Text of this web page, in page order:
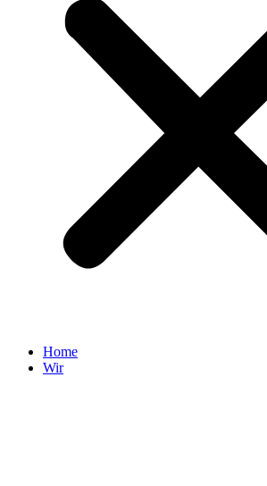
Home
Wir